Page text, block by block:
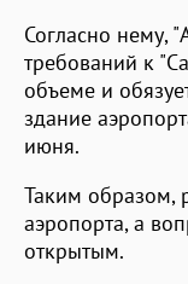
Согласно нему,
требований к
объеме и
здание
июня.
Таким образом,
аэропорта, а
открытым.